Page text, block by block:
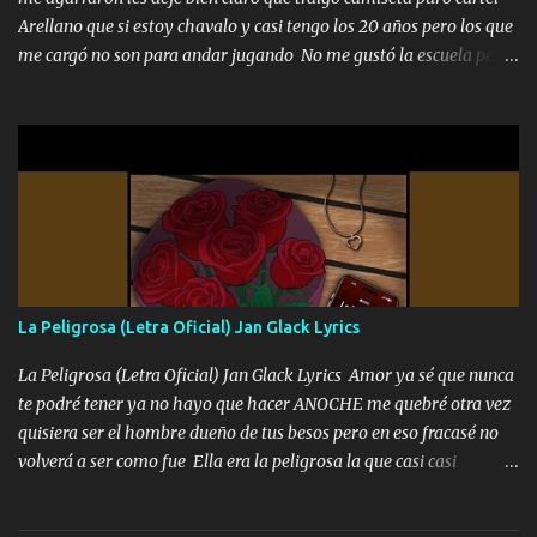
Arellano que si estoy chavalo y casi tengo los 20 años pero los que
me cargó no son para andar jugando No me gustó la escuela pero
Yo Soy El De Las Pacas Sobrino Del Brazo Armad0 Con mi Glock
fajado y mi R terciado me van a ver allá por TJ para un licenciado
mando un abrazo andamos al cien Choritas también Música
Ando en la colonia bien acelerado traigo un M2 que nunca me ha
fallado para mi compadre mandó un fuerte abrazo también al
Especial sabe que lo apreciamos En los mejores antros me verán
tomando con mujeres hermosas y botellas destapando siempre
bien cuidado bien atrabancado y a los que me conocen ya saben de
lo que hablo Entre lob...
La Peligrosa (Letra Oficial) Jan Glack Lyrics
La Peligrosa (Letra Oficial) Jan Glack Lyrics Amor ya sé que nunca
te podré tener ya no hayo que hacer ANOCHE me quebré otra vez
quisiera ser el hombre dueño de tus besos pero en eso fracasé no
volverá a ser como fue Ella era la peligrosa la que casi casi